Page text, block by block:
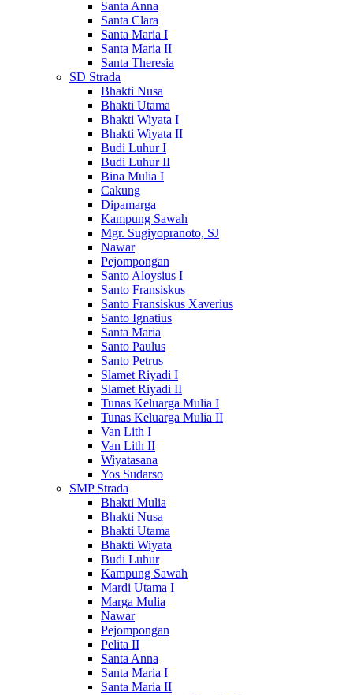
Santa Anna
Santa Clara
Santa Maria I
Santa Maria II
Santa Theresia
SD Strada
Bhakti Nusa
Bhakti Utama
Bhakti Wiyata I
Bhakti Wiyata II
Budi Luhur I
Budi Luhur II
Bina Mulia I
Cakung
Dipamarga
Kampung Sawah
Mgr. Sugiyopranoto, SJ
Nawar
Pejompongan
Santo Aloysius I
Santo Fransiskus
Santo Fransiskus Xaverius
Santo Ignatius
Santa Maria
Santo Paulus
Santo Petrus
Slamet Riyadi I
Slamet Riyadi II
Tunas Keluarga Mulia I
Tunas Keluarga Mulia II
Van Lith I
Van Lith II
Wiyatasana
Yos Sudarso
SMP Strada
Bhakti Mulia
Bhakti Nusa
Bhakti Utama
Bhakti Wiyata
Budi Luhur
Kampung Sawah
Mardi Utama I
Marga Mulia
Nawar
Pejompongan
Pelita II
Santa Anna
Santa Maria I
Santa Maria II